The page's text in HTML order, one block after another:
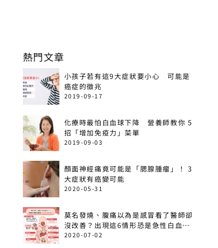
熱門文章
小孩子若有這9大症狀要小心 可能是
癌症的徵兆
2019-09-17
化療時最怕白血球下降 營養師教你 5
招「增加免疫力」菜單
2019-09-03
顏面神經痛竟可能是「腮腺腫瘤」！ 3
大症狀有癌變可能
2020-05-31
莫名發燒、腹痛以為是感冒看了醫師卻
沒改善？出現這6情形恐是急性白血
病！
2020-07-02